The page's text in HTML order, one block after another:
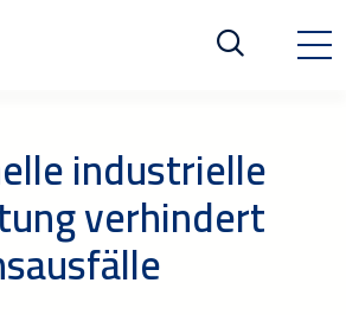
industrielle
verhindert